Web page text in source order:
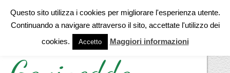
Questo sito utilizza i cookies per migliorare l'esperienza utente.
Continuando a navigare attraverso il sito, accettate l'utilizzo dei
cookies.
Accetto Maggiori informazioni